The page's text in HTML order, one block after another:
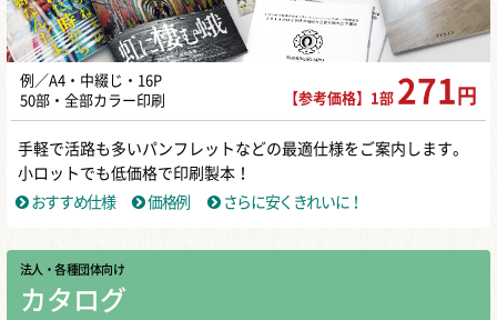
例／A4・中綴じ・16P
50部・全部カラー印刷
【参考価格】1部 271 円
手軽で活路も多いパンフレットなどの最適仕様をご案内します。
小ロットでも低価格で印刷製本！
おすすめ仕様
価格例 さらに安くきれいに！
法人・各種団体向け
カタログ